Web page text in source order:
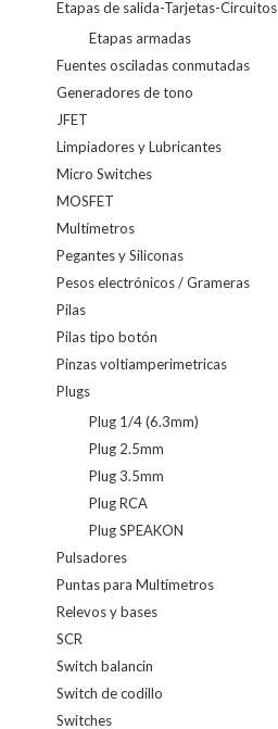
Etapas de salida-Tarjetas-Circuitos
Etapas armadas
Fuentes osciladas conmutadas
Generadores de tono
JFET
Limpiadores y Lubricantes
Micro Switches
MOSFET
Multímetros
Pegantes y Siliconas
Pesos electrónicos / Grameras
Pilas
Pilas tipo botón
Pinzas voltiamperimetricas
Plugs
Plug 1/4 (6.3mm)
Plug 2.5mm
Plug 3.5mm
Plug RCA
Plug SPEAKON
Pulsadores
Puntas para Multímetros
Relevos y bases
SCR
Switch balancin
Switch de codillo
Switches